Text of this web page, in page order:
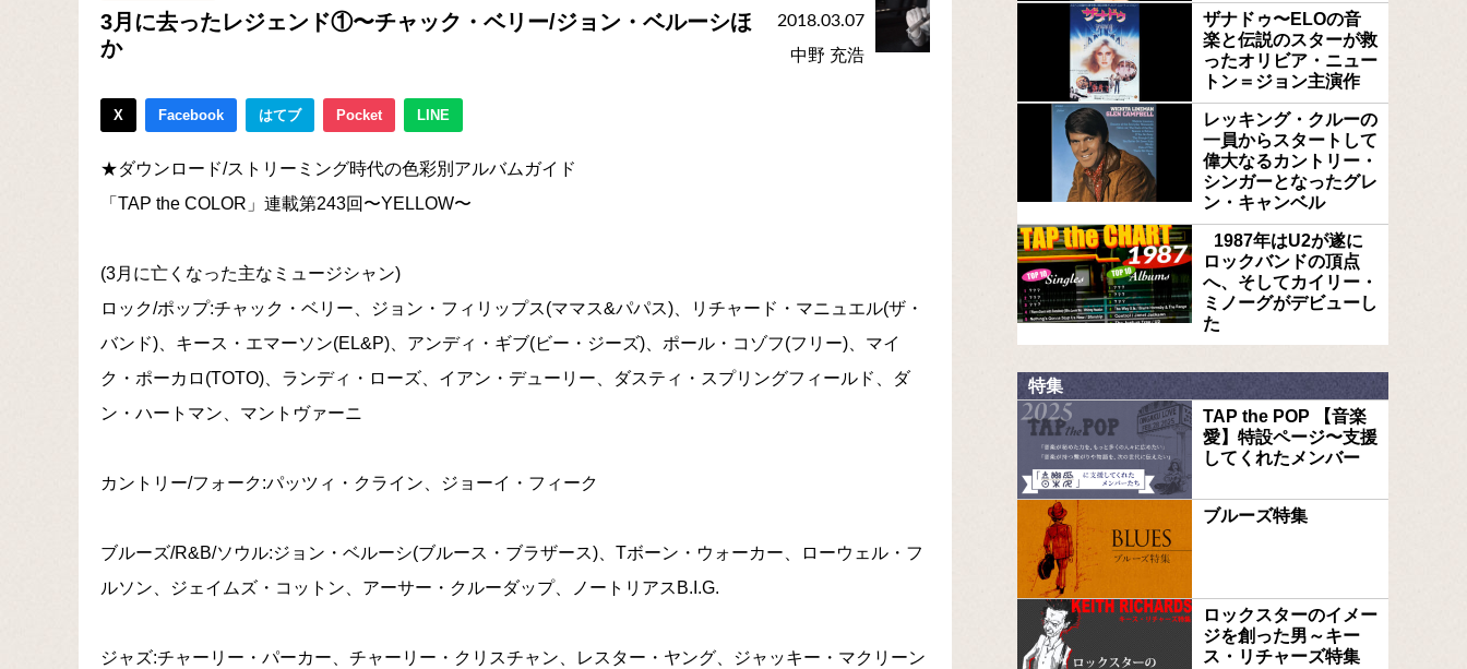
3月に去ったレジェンド①〜チャック・ベリー/ジョン・ベルーシほ
か
2018.03.07
中野 充浩
X Facebook はてブ Pocket LINE
★ダウンロード/ストリーミング時代の色彩別アルバムガイド
「TAP the COLOR」連載第243回〜YELLOW〜
(3月に亡くなった主なミュージシャン)
ロック/ポップ:チャック・ベリー、ジョン・フィリップス(ママス&パパス)、リチャード・マニュエル(ザ・
バンド)、キース・エマーソン(EL&P)、アンディ・ギブ(ビー・ジーズ)、ポール・コゾフ(フリー)、マイ
ク・ポーカロ(TOTO)、ランディ・ローズ、イアン・デューリー、ダスティ・スプリングフィールド、ダ
ン・ハートマン、マントヴァーニ
カントリー/フォーク:パッツィ・クライン、ジョーイ・フィーク
ブルーズ/R&B/ソウル:ジョン・ベルーシ(ブルース・ブラザース)、Tボーン・ウォーカー、ローウェル・フ
ルソン、ジェイムズ・コットン、アーサー・クルーダップ、ノートリアスB.I.G.
ジャズ:チャーリー・パーカー、チャーリー・クリスチャン、レスター・ヤング、ジャッキー・マクリーン
ザナドゥ〜ELOの音
楽と伝説のスターが救
ったオリビア・ニュー
トン＝ジョン主演作
レッキング・クルーの
一員からスタートして
偉大なるカントリー・
シンガーとなったグレ
ン・キャンベル
1987年はU2が遂に
ロックバンドの頂点
へ、そしてカイリー・
ミノーグがデビューし
た
特集
TAP the POP 【音楽
愛】特設ページ〜支援
してくれたメンバー
ブルーズ特集
ロックスターのイメー
ジを創った男～キー
ス・リチャーズ特集